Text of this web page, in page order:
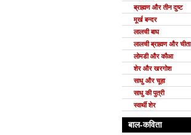
ब्राह्मण और तीन दुष्ट
मूर्ख बन्दर
लालची बाघ
लालची ब्राह्मण और चीता
लोमडी और कौआ
शेर और खरगोश
साधु और चूहा
साधु की पुत्री
स्वार्थी शेर
बाल-कविता